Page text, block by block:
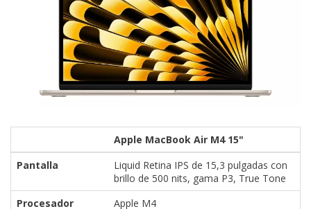
Apple MacBook Air M4 15"
Pantalla
Liquid Retina IPS de 15,3 pulgadas con
brillo de 500 nits, gama P3, True Tone
Procesador
Apple M4